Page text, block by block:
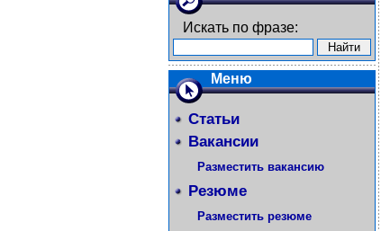
Искать по фразе:
Меню
Статьи
Вакансии
Разместить вакансию
Резюме
Разместить резюме